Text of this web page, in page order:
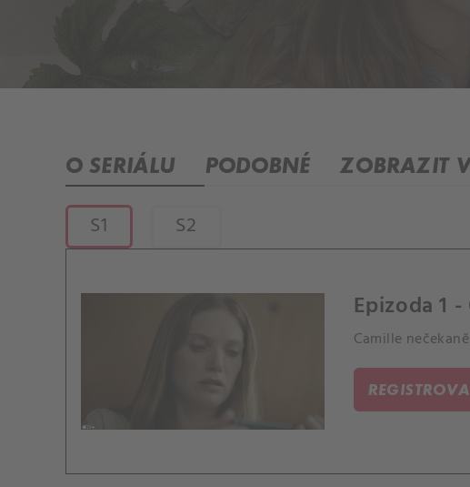
O SERIÁLU PODOBNÉ ZOBRAZIT
S1 S2
Epizoda 1
Camille